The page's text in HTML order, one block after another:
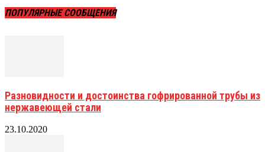
ПОПУЛЯРНЫЕ СООБЩЕНИЯ
Разновидности и достоинства гофрированной трубы из
нержавеющей стали
23.10.2020